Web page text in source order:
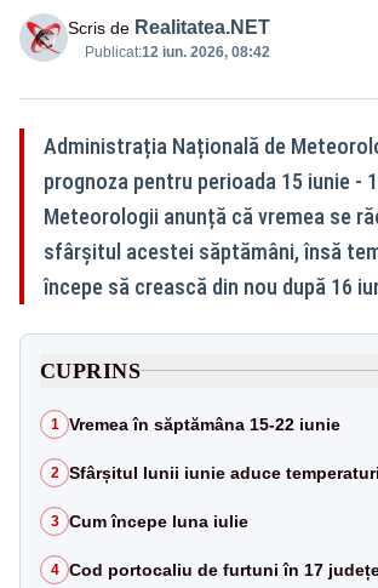
Scris de Realitatea.NET
Publicat:12 iun. 2026, 08:42
Administrația Națională de
prognoza pentru perioada 15 iunie -
Meteorologii anunță că vremea se
sfârșitul acestei săptămâni, însă
începe să crească din nou după 16
CUPRINS
1 Vremea în săptămâna 15-22 iunie
2 Sfârșitul lunii iunie aduce
3 Cum începe luna iulie
4 Cod portocaliu de furtuni în 17